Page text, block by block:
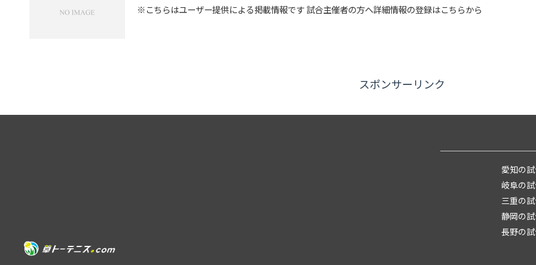
※こちらはユーザー提供による掲載情報です 試合主催者の方へ詳細情報の登録はこちらから
スポンサーリンク
愛知の
岐阜の
三重の
静岡の
長野の